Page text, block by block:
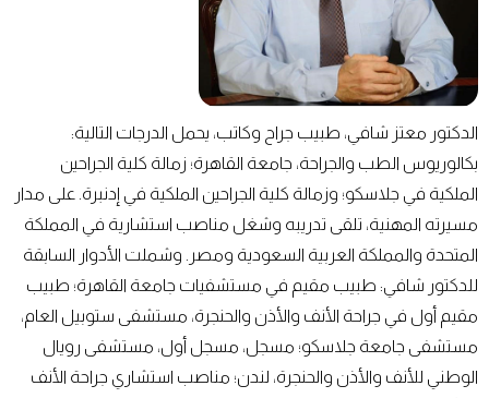
الدكتور معتز شافي، طبيب جراح وكاتب، يحمل الدرجات التالية:
بكالوريوس الطب والجراحة، جامعة القاهرة؛ زمالة كلية الجراحين
الملكية في جلاسكو؛ وزمالة كلية الجراحين الملكية في إدنبرة. على مدار
مسيرته المهنية، تلقى تدريبه وشغل مناصب استشارية في المملكة
المتحدة والمملكة العربية السعودية ومصر. وشملت الأدوار السابقة
للدكتور شافي: طبيب مقيم في مستشفيات جامعة القاهرة؛ طبيب
مقيم أول في جراحة الأنف والأذن والحنجرة، مستشفى ستوبيل العام،
مستشفى جامعة جلاسكو؛ مسجل، مسجل أول، مستشفى رويال
الوطني للأنف والأذن والحنجرة، لندن؛ مناصب استشاري جراحة الأنف